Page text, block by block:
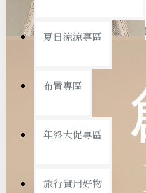
聯絡我們 ID :
優惠活動 最新活
旅行收納
汽機車用品
查看更多
夏日涼涼專區
布置專區
年終大促專區
旅行實用好物